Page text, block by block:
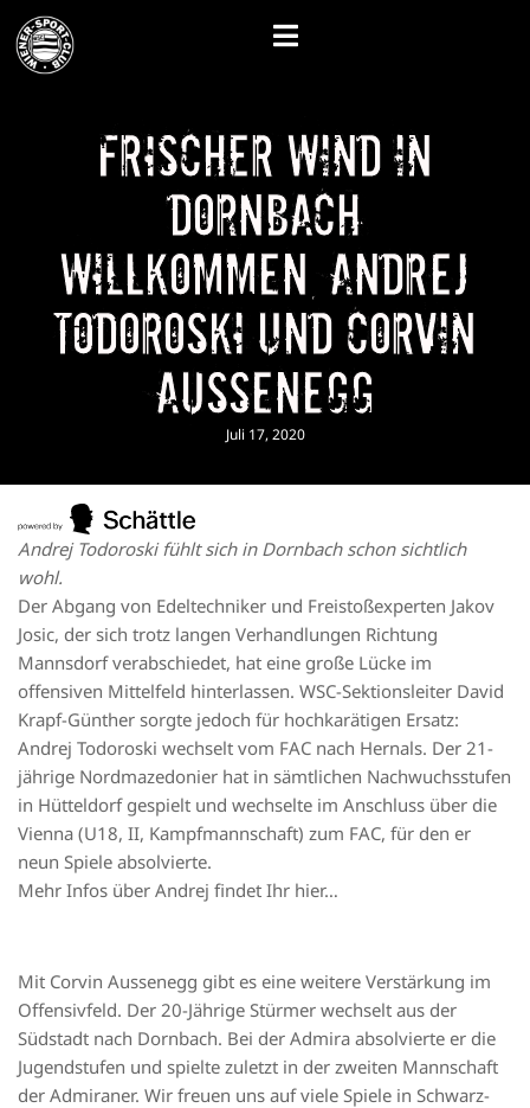
Frischer Wind in
Dornbach
Willkommen, Andrej
Todoroski und Corvin
Aussenegg
Juli 17, 2020
Andrej Todoroski fühlt sich in Dornbach schon sichtlich
wohl.
Der Abgang von Edeltechniker und Freistoßexperten Jakov
Josic, der sich trotz langen Verhandlungen Richtung
Mannsdorf verabschiedet, hat eine große Lücke im
offensiven Mittelfeld hinterlassen. WSC-Sektionsleiter David
Krapf-Günther sorgte jedoch für hochkarätigen Ersatz:
Andrej Todoroski wechselt vom FAC nach Hernals. Der 21-
jährige Nordmazedonier hat in sämtlichen Nachwuchsstufen
in Hütteldorf gespielt und wechselte im Anschluss über die
Vienna (U18, II, Kampfmannschaft) zum FAC, für den er
neun Spiele absolvierte.
Mehr Infos über Andrej findet Ihr hier…
Mit Corvin Aussenegg gibt es eine weitere Verstärkung im
Offensivfeld. Der 20-Jährige Stürmer wechselt aus der
Südstadt nach Dornbach. Bei der Admira absolvierte er die
Jugendstufen und spielte zuletzt in der zweiten Mannschaft
der Admiraner. Wir freuen uns auf viele Spiele in Schwarz-